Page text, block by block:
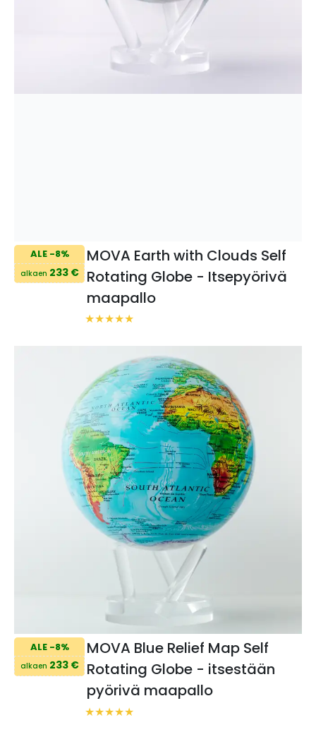
ALE -8%
alkaen 233 €
MOVA Earth with Clouds Self
Rotating Globe - Itsepyörivä
maapallo
ALE -8%
alkaen 233 €
MOVA Blue Relief Map Self
Rotating Globe - itsestään
pyörivä maapallo